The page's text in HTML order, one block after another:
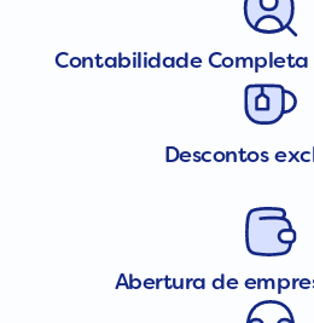
Contabilidade Completa
Descontos
Abertura de